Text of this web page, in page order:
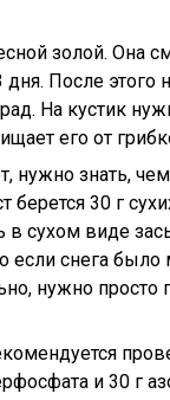
золой. Она
дня. После
На кустик
его от
нужно знать,
30 г
в сухом виде
снега было
нужно
и 30 г